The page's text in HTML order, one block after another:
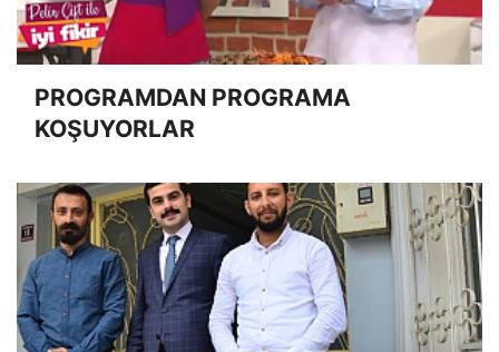
PROGRAMDAN PROGRAMA
KOŞUYORLAR